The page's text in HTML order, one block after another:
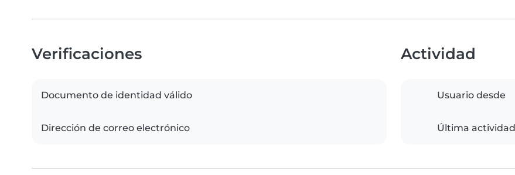
Verificaciones
Documento de identidad válido
Dirección de correo electrónico
Actividad
Usuario desde
Última actividad